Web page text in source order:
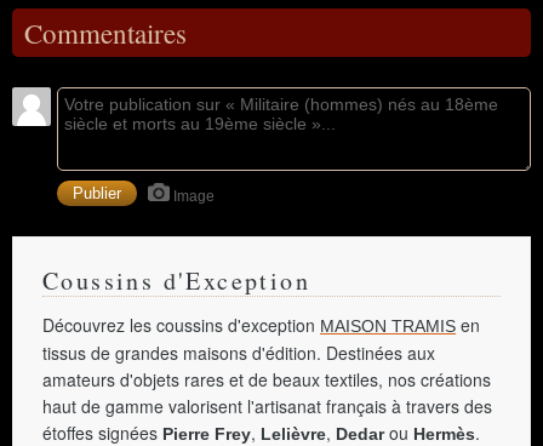
Commentaires
Image
Coussins d'Exception
Découvrez les coussins d'exception MAISON TRAMIS en
tissus de grandes maisons d'édition. Destinées aux
amateurs d'objets rares et de beaux textiles, nos créations
haut de gamme valorisent l'artisanat français à travers des
étoffes signées Pierre Frey, Lelièvre, Dedarou Hermès.